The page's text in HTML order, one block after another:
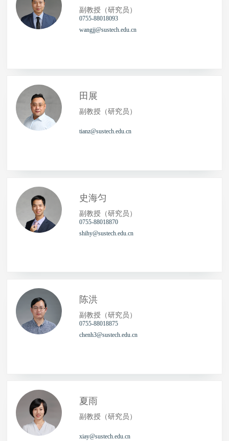
副教授（研究员）
0755-88018093
wangjj@sustech.edu.cn
田展
副教授（研究员）
tianz@sustech.edu.cn
史海匀
副教授（研究员）
0755-88018870
shihy@sustech.edu.cn
陈洪
副教授（研究员）
0755-88018875
chenh3@sustech.edu.cn
夏雨
副教授（研究员）
xiay@sustech.edu.cn